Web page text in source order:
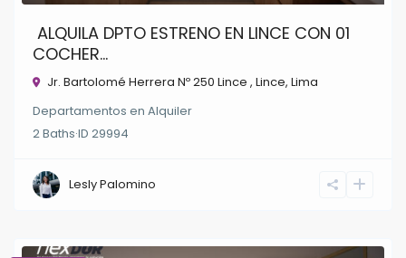
ALQUILA DPTO ESTRENO EN LINCE CON 01
COCHER...
Jr. Bartolomé Herrera Nº 250 Lince ,Lince,Lima
Departamentos enAlquiler
2Baths·ID29994
Lesly Palomino